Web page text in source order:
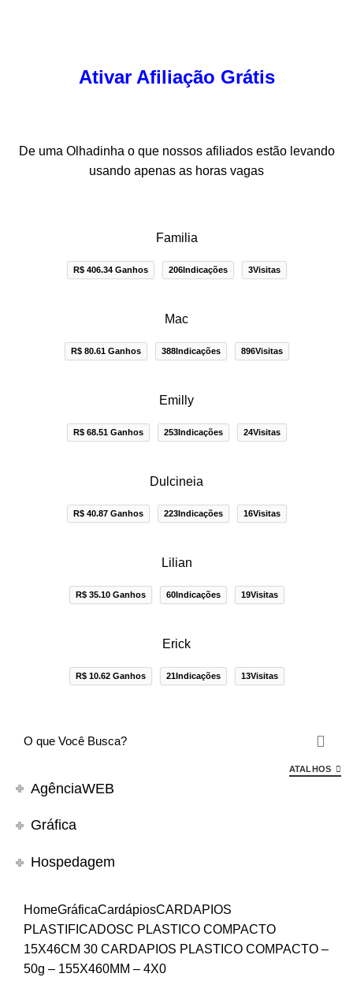
Ativar Afiliação Grátis
De uma Olhadinha o que nossos afiliados estão levando
usando apenas as horas vagas
Familia
R$ 406.34 Ganhos 206Indicações 3Visitas
Mac
R$ 80.61 Ganhos 388Indicações 896Visitas
Emilly
R$ 68.51 Ganhos 253Indicações 24Visitas
Dulcineia
R$ 40.87 Ganhos 223Indicações 16Visitas
Lilian
R$ 35.10 Ganhos 60Indicações 19Visitas
Erick
R$ 10.62 Ganhos 21Indicações 13Visitas
ATALHOS
AgênciaWEB
Gráfica
Hospedagem
HomeGráficaCardápiosCARDAPIOS
PLASTIFICADOSC PLASTICO COMPACTO
15X46CM 30 CARDAPIOS PLASTICO COMPACTO –
50g – 155X460MM – 4X0